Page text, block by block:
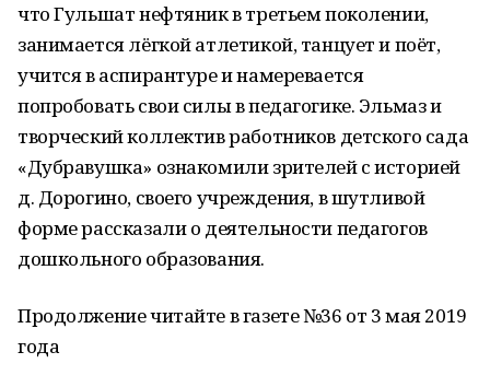
что Гульшат нефтяник в третьем поколении,
занимается лёгкой атлетикой, танцует и поёт,
учится в аспирантуре и намеревается
попробовать свои силы в педагогике. Эльмаз и
творческий коллектив работников детского сада
«Дубравушка» ознакомили зрителей с историей
д. Дорогино, своего учреждения, в шутливой
форме рассказали о деятельности педагогов
дошкольного образования.
Продолжение читайте в газете №36 от 3 мая 2019
года